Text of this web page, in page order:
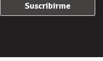
Suscribirme